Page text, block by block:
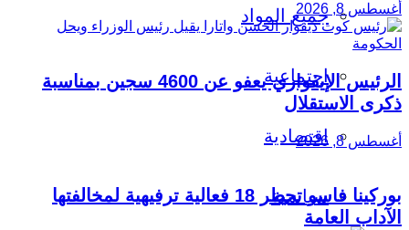
جميع المواد
اجتماعية
اقتصادية
سياسية
أغسطس 8, 2026
الرئيس الإيفواري يعفو عن 4600 سجين بمناسبة
ذكرى الاستقلال
أغسطس 8, 2026
بوركينا فاسو تحظر 18 فعالية ترفيهية لمخالفتها
الآداب العامة